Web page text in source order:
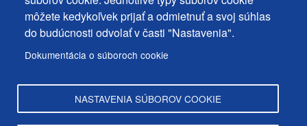
môžete kedykoľvek prijať a odmietnuť a svoj súhlas
do budúcnosti odvolať v časti "Nastavenia".
Dokumentácia o súboroch cookie
NASTAVENIA SÚBOROV COOKIE
Mestské správy